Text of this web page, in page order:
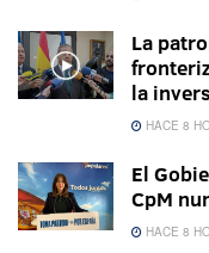
La
la
HACE 8
El
CpM
HACE 8